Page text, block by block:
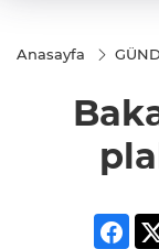
Anasayfa